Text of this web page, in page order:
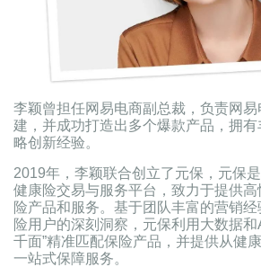
李颖曾担任网易电商副总裁，负责网
建，并成功打造出多个爆款产品，拥
略创新经验。
2019年，李颖联合创立了元保，元保
健康险交易与服务平台，致力于提供
险产品和服务。基于团队丰富的营销
险用户的深刻洞察，元保利用大数据和
千面”精准匹配保险产品，并提供从健
一站式保障服务。